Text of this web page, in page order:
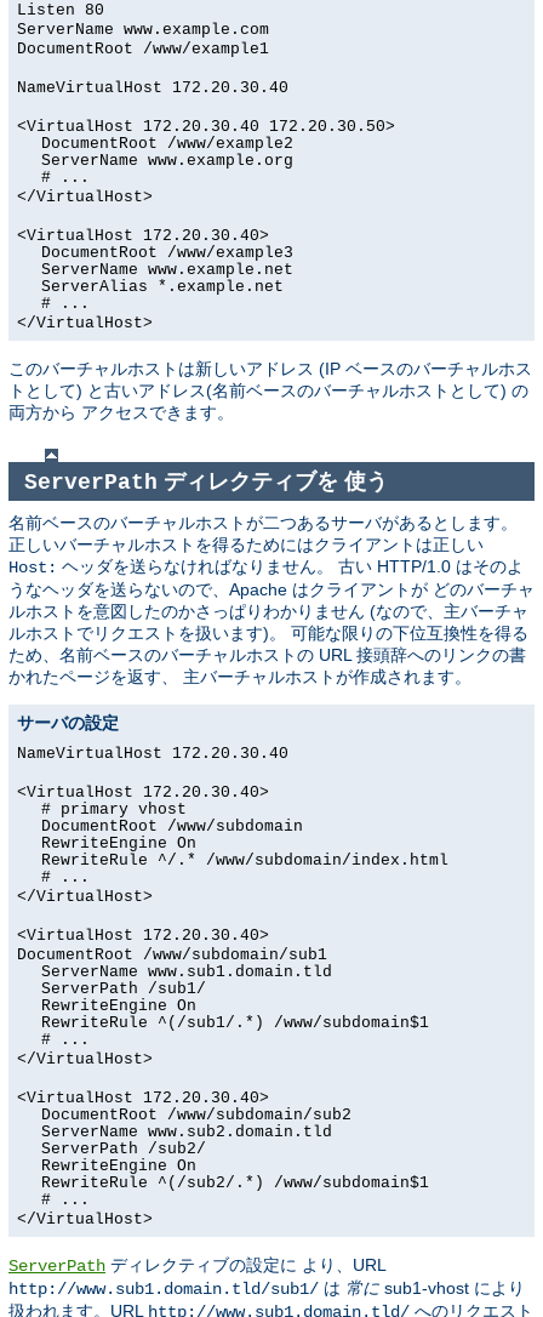
Listen 80
ServerName www.example.com
DocumentRoot /www/example1
NameVirtualHost 172.20.30.40
<VirtualHost 172.20.30.40 172.20.30.50>
DocumentRoot /www/example2
ServerName www.example.org
# ...
</VirtualHost>
<VirtualHost 172.20.30.40>
DocumentRoot /www/example3
ServerName www.example.net
ServerAlias *.example.net
# ...
</VirtualHost>
このバーチャルホストは新しいアドレス (IP ベースのバーチャルホス
トとして) と古いアドレス(名前ベースのバーチャルホストとして) の
両方から アクセスできます。
ServerPath ディレクティブを 使う
名前ベースのバーチャルホストが二つあるサーバがあるとします。
正しいバーチャルホストを得るためにはクライアントは正しい
Host: ヘッダを送らなければなりません。 古い HTTP/1.0 はそのよ
うなヘッダを送らないので、Apache はクライアントが どのバーチャ
ルホストを意図したのかさっぱりわかりません (なので、主バーチャ
ルホストでリクエストを扱います)。 可能な限りの下位互換性を得る
ため、名前ベースのバーチャルホストの URL 接頭辞へのリンクの書
かれたページを返す、 主バーチャルホストが作成されます。
サーバの設定
NameVirtualHost 172.20.30.40
<VirtualHost 172.20.30.40>
# primary vhost
DocumentRoot /www/subdomain
RewriteEngine On
RewriteRule ^/.* /www/subdomain/index.html
# ...
</VirtualHost>
<VirtualHost 172.20.30.40>
DocumentRoot /www/subdomain/sub1
ServerName www.sub1.domain.tld
ServerPath /sub1/
RewriteEngine On
RewriteRule ^(/sub1/.*) /www/subdomain$1
# ...
</VirtualHost>
<VirtualHost 172.20.30.40>
DocumentRoot /www/subdomain/sub2
ServerName www.sub2.domain.tld
ServerPath /sub2/
RewriteEngine On
RewriteRule ^(/sub2/.*) /www/subdomain$1
# ...
</VirtualHost>
ServerPath ディレクティブの設定に より、URL
http://www.sub1.domain.tld/sub1/ は 常に sub1-vhost により
扱われます。URL http://www.sub1.domain.tld/ へのリクエスト